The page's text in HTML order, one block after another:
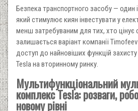
Безпека транспортного засобу — один
який стимулює киян інвестувати у
менш затребуваним для тих, хто цінує
залишається варіант компанії
доступ до найновіших функцій
Tesla на вторинному ринку.
Мультифункціональний
комплекс Tesla: розваги,
новому рівні